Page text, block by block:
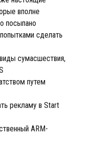
вполне
посыпано
сделать
сумасшествия,
путем
рекламу в Start
ARM-